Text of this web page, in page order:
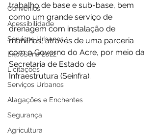
Convênios
Acessibilidade
Serviços Urbanos
ExpoSena 2022
Licitações
Serviços Urbanos
Alagações e Enchentes
Segurança
Agricultura
trabalho de base e sub-base, bem
como um grande serviço de
drenagem com instalação de
manilhas, através de uma parceria
com o Governo do Acre, por meio da
Secretaria de Estado de
Infraestrutura (Seinfra).